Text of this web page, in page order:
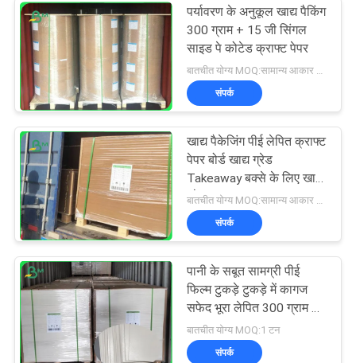
पर्यावरण के अनुकूल खाद्य पैकिंग
300 ग्राम + 15 जी सिंगल
साइड पे कोटेड क्राफ्ट पेपर
बातचीत योग्य MOQ:सामान्य आकार के लिए 1 टन और विशेष आकार के लिए 10 टन
संपर्क
खाद्य पैकेजिंग पीई लेपित क्राफ्ट
पेपर बोर्ड खाद्य ग्रेड
Takeaway बक्से के लिए खाद्य
ग्रेड
संपर्क
पानी के सबूत सामग्री पीई
फिल्म टुकड़े टुकड़े में कागज
सफेद भूरा लेपित 300 ग्राम +
15 ग्राम
बातचीत योग्य MOQ:1 टन
संपर्क